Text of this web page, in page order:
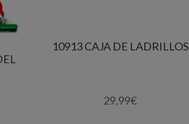
10913 CAJA DE LADRILLOS
29,99€